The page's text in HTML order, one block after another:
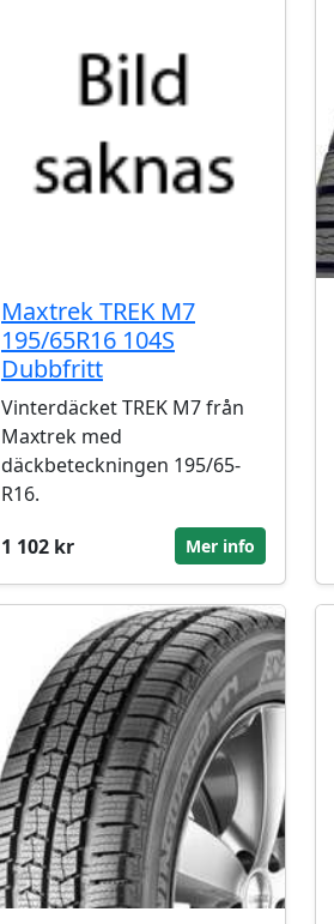
Maxtrek TREK M7
195/65R16 104S
Dubbfritt
Vinterdäcket TREK M7 från
Maxtrek med
däckbeteckningen 195/65-
R16.
1 102 kr
Mer info